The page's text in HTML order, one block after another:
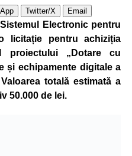
Twitter/X Email
Electronic pentru
licitație pentru achiziția
proiectului „Dotare cu
și echipamente digitale a
totală estimată a
50.000 de lei.